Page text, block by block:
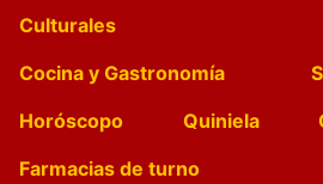
Culturales
Cocina y Gastronomía
Horóscopo
Quiniela
Farmacias de turno